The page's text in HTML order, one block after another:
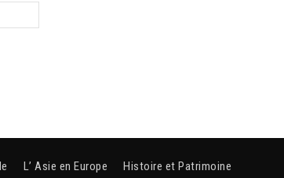
L’ Asie en Europe Histoire et Patrimoine